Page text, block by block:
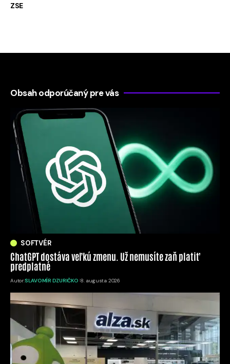
ZSE
Obsah odporúčaný pre vás
SOFTVÉR
ChatGPT dostáva veľkú zmenu. Už nemusíte zaň platiť
predplatné
Autor:SLAVOMÍR DZURIČKO 8. augusta 2026